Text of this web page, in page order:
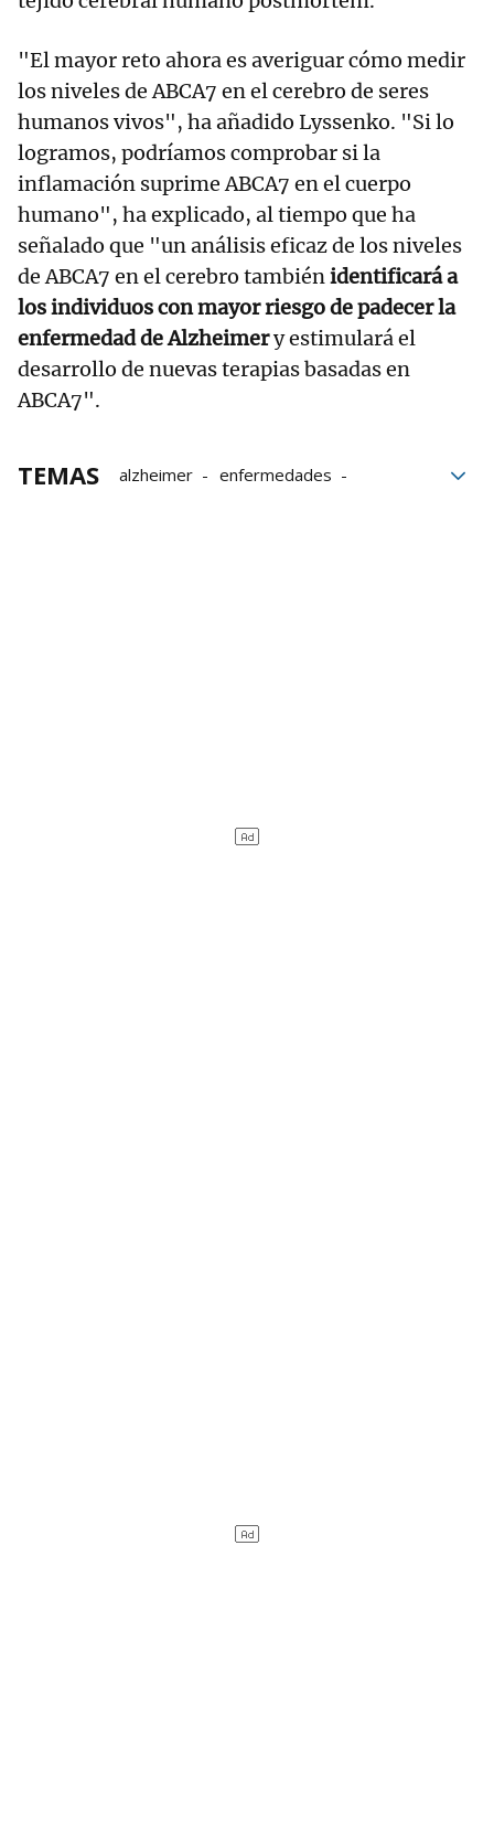
"El mayor reto ahora es averiguar cómo medir
los niveles de ABCA7 en el cerebro de seres
humanos vivos", ha añadido Lyssenko. "Si lo
logramos, podríamos comprobar si la
inflamación suprime ABCA7 en el cuerpo
humano", ha explicado, al tiempo que ha
señalado que "un análisis eficaz de los niveles
de ABCA7 en el cerebro tambiénidentificará a
los individuos con mayor riesgo de padecer la
enfermedad de Alzheimery estimulará el
desarrollo de nuevas terapias basadas en
ABCA7".
TEMAS alzheimer
enfermedades